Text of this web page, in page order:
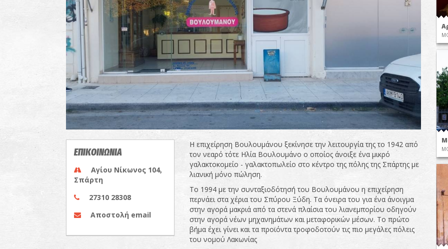
ΕΠΙΚΟΙΝΩΝΙΑ
Αγίου Νίκωνος 104,
Σπάρτη
27310 28308
Αποστολή email
Η επιχείρηση Βουλουμάνου ξεκίνησε την λειτουργία της το 1942 από
τον νεαρό τότε Ηλία Βουλουμάνο ο οποίος άνοιξε ένα μικρό
γαλακτοκομείο - γαλακτοπωλείο στο κέντρο της πόλης της Σπάρτης με
λιανική μόνο πώληση.
Το 1994 με την συνταξιοδότησή του Βουλουμάνου η επιχείρηση
περνάει στα χέρια του Σπύρου Ξύδη. Τα όνειρα του για ένα άνοιγμα
στην αγορά μακριά από τα στενά πλαίσια του λιανεμπορίου οδηγούν
στην αγορά νέων μηχανημάτων και μεταφορικών μέσων. Το πρώτο
βήμα έχει γίνει και τα προϊόντα τροφοδοτούν τις πιο μεγάλες πόλεις
του νομού Λακωνίας